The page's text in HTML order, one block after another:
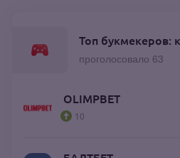
Топ букмекеров:
проголосовало 63
OLIMPBET
10